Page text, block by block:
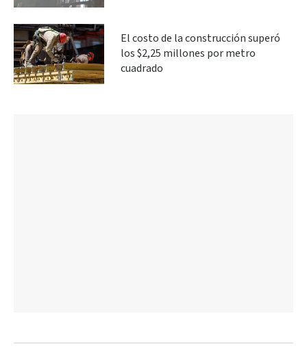
El costo de la construcción superó
los $2,25 millones por metro
cuadrado